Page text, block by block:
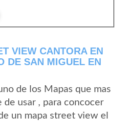
VIEW CANTORA EN
DE SAN MIGUEL EN
de los Mapas que mas
de usar , para concocer
un mapa street view el